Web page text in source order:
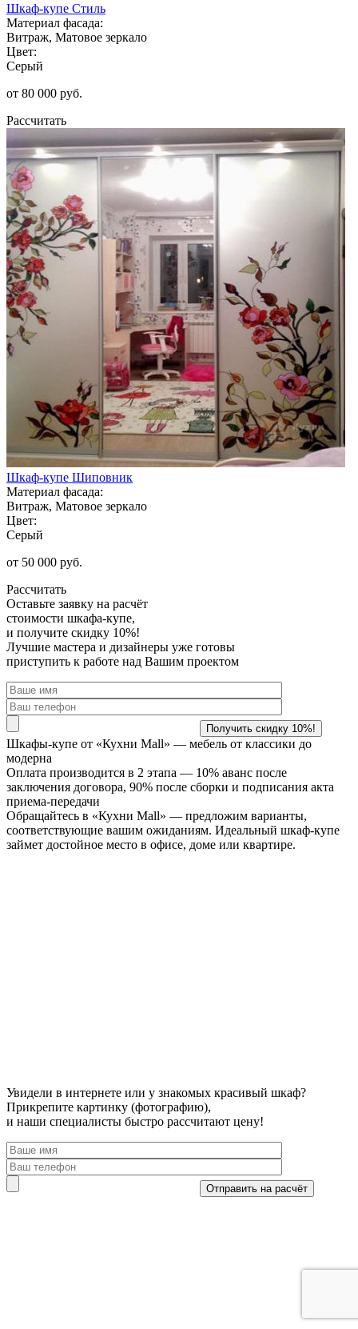
Шкаф-купе Стиль
Материал фасада:
Витраж, Матовое зеркало
Цвет:
Серый
от 80 000 руб.
Рассчитать
Шкаф-купе Шиповник
Материал фасада:
Витраж, Матовое зеркало
Цвет:
Серый
от 50 000 руб.
Рассчитать
Оставьте заявку на расчёт
стоимости шкафа-купе,
и получите скидку 10%!
Лучшие мастера и дизайнеры уже готовы
приступить к работе над Вашим проектом
Шкафы-купе от «Кухни Mall» — мебель от классики до
модерна
Оплата производится в 2 этапа — 10% аванс после
заключения договора, 90% после сборки и подписания акта
приема-передачи
Обращайтесь в «Кухни Mall» — предложим варианты,
соответствующие вашим ожиданиям. Идеальный шкаф-купе
займет достойное место в офисе, доме или квартире.
Увидели в интернете или у знакомых красивый шкаф?
Прикрепите картинку (фотографию),
и наши специалисты быстро рассчитают цену!